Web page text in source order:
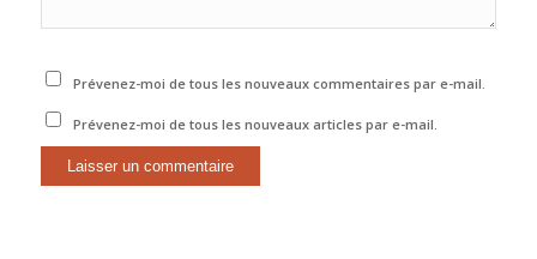
Prévenez-moi de tous les nouveaux commentaires par e-mail.
Prévenez-moi de tous les nouveaux articles par e-mail.